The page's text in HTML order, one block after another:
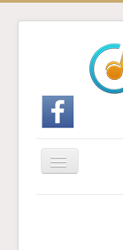
Cambiar
navegación